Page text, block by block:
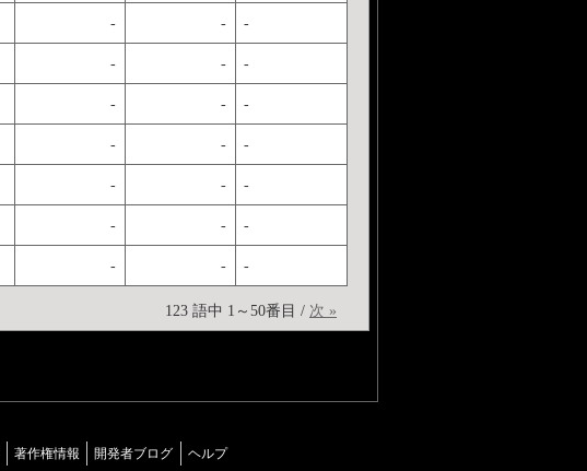
- - -
- - -
- - -
- - -
- - -
- - -
- - -
123 語中 1～50番目 / 次 »
著作権情報 開発者ブログ ヘルプ